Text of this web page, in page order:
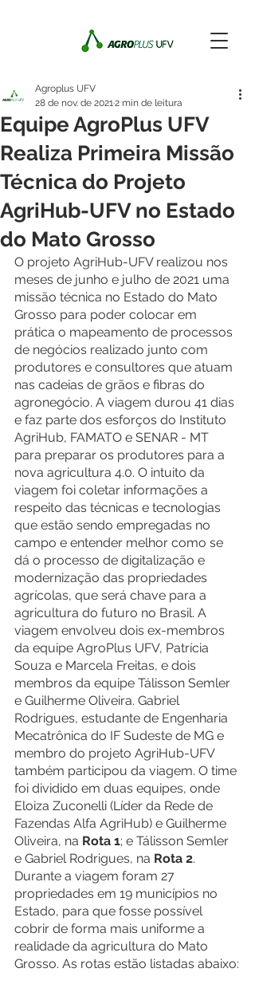
Equipe AgroPlus UFV
Realiza Primeira Missão
Técnica do Projeto
AgriHub-UFV no Estado
do Mato Grosso
Agroplus UFV
28 de nov. de 20212 min de leitura
O projeto AgriHub-UFV realizou nos
meses de junho e julho de 2021 uma
missão técnica no Estado do Mato
Grosso para poder colocar em
prática o mapeamento de processos
de negócios realizado junto com
produtores e consultores que atuam
nas cadeias de grãos e fibras do
agronegócio. A viagem durou 41 dias
e faz parte dos esforços do Instituto
AgriHub, FAMATO e SENAR - MT
para preparar os produtores para a
nova agricultura 4.0. O intuito da
viagem foi coletar informações a
respeito das técnicas e tecnologias
que estão sendo empregadas no
campo e entender melhor como se
dá o processo de digitalização e
modernização das propriedades
agrícolas, que será chave para a
agricultura do futuro no Brasil. A
viagem envolveu dois ex-membros
da equipe AgroPlus UFV, Patrícia
Souza e Marcela Freitas, e dois
membros da equipe Tálisson Semler
e Guilherme Oliveira. Gabriel
Rodrigues, estudante de Engenharia
Mecatrônica do IF Sudeste de MG e
membro do projeto AgriHub-UFV
também participou da viagem. O time
foi dividido em duas equipes, onde
Eloiza Zuconelli (Líder da Rede de
Fazendas Alfa AgriHub) e Guilherme
Oliveira, na Rota 1; e Tálisson Semler
e Gabriel Rodrigues, na Rota 2.
Durante a viagem foram 27
propriedades em 19 municípios no
Estado, para que fosse possível
cobrir de forma mais uniforme a
realidade da agricultura do Mato
Grosso. As rotas estão listadas abaixo: